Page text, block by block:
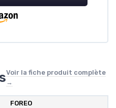
Voir la fiche produit complète
→
FOREO